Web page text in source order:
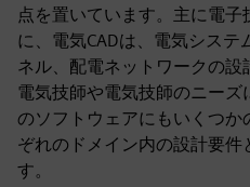
点を置いています。主に電
に、電気CADは、電気シス
ネル、配電ネットワークの設
電気技師や電気技師のニー
のソフトウェアにもいくつ
ぞれのドメイン内の設計要件
す。